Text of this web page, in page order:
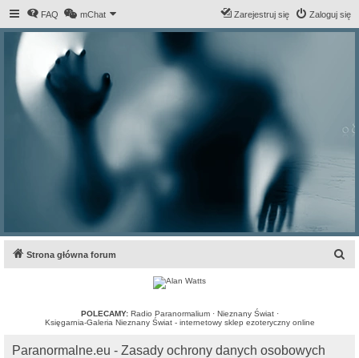
FAQ mChat Zaloguj się
Zarejestruj się
Strona główna forum
POLECAMY: Radio Paranormalium· Nieznany Świat·
Księgarnia-Galeria Nieznany Świat - internetowy sklep ezoteryczny online
Paranormalne.eu - Zasady ochrony danych osobowych